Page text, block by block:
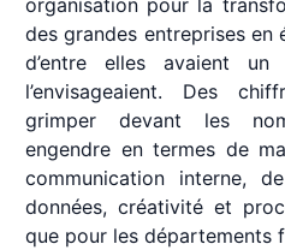
organisation pour la
des grandes entreprises en
d’entre elles avaient
l’envisageaient. Des
grimper devant les
engendre en termes de
communication interne,
données, créativité et
que pour les départements